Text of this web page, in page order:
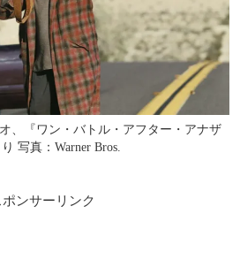
、『ワン・バトル・アフター・アナザ
写真：Warner Bros.
ポンサーリンク